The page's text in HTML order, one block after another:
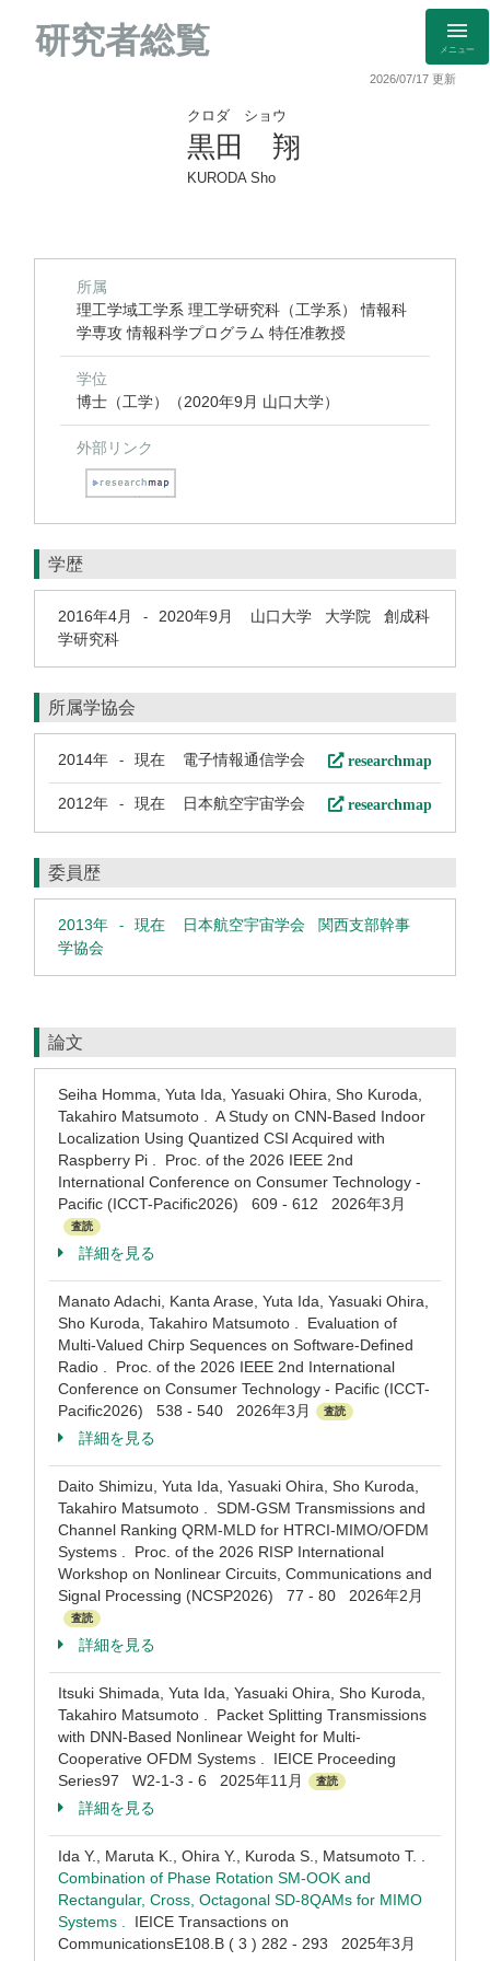
研究者総覧 メニュー
2026/07/17 更新
クロダ ショウ
黒田 翔
KURODA Sho
所属
理工学域工学系 理工学研究科（工学系） 情報科
学専攻 情報科学プログラム 特任准教授
学位
博士（工学）（2020年9月 山口大学）
外部リンク
学歴
2016年4月 - 2020年9月
山口大学 大学院 創成科
学研究科
所属学協会
2014年 - 現在 電子情報通信学会 researchmap
2012年 - 現在 日本航空宇宙学会 researchmap
委員歴
2013年 - 現在 日本航空宇宙学会 関西支部幹事
学協会
論文
Seiha Homma, Yuta Ida, Yasuaki Ohira, Sho Kuroda,
Takahiro Matsumoto . A Study on CNN-Based Indoor
Localization Using Quantized CSI Acquired with
Raspberry Pi . Proc. of the 2026 IEEE 2nd
International Conference on Consumer Technology -
Pacific (ICCT-Pacific2026) 609 - 612 2026年3月
査読
詳細を見る
Manato Adachi, Kanta Arase, Yuta Ida, Yasuaki Ohira,
Sho Kuroda, Takahiro Matsumoto . Evaluation of
Multi-Valued Chirp Sequences on Software-Defined
Radio . Proc. of the 2026 IEEE 2nd International
Conference on Consumer Technology - Pacific (ICCT-
Pacific2026) 538 - 540 2026年3月
査読
詳細を見る
Daito Shimizu, Yuta Ida, Yasuaki Ohira, Sho Kuroda,
Takahiro Matsumoto . SDM-GSM Transmissions and
Channel Ranking QRM-MLD for HTRCI-MIMO/OFDM
Systems . Proc. of the 2026 RISP International
Workshop on Nonlinear Circuits, Communications and
Signal Processing (NCSP2026) 77 - 80 2026年2月
査読
詳細を見る
Itsuki Shimada, Yuta Ida, Yasuaki Ohira, Sho Kuroda,
Takahiro Matsumoto . Packet Splitting Transmissions
with DNN-Based Nonlinear Weight for Multi-
Cooperative OFDM Systems . IEICE Proceeding
Series97 W2-1-3 - 6 2025年11月
査読
詳細を見る
Ida Y., Maruta K., Ohira Y., Kuroda S., Matsumoto T. .
Combination of Phase Rotation SM-OOK and
Rectangular, Cross, Octagonal SD-8QAMs for MIMO
Systems . IEICE Transactions on
CommunicationsE108.B ( 3 ) 282 - 293 2025年3月